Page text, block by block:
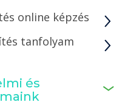
online képzés
tanfolyam
és